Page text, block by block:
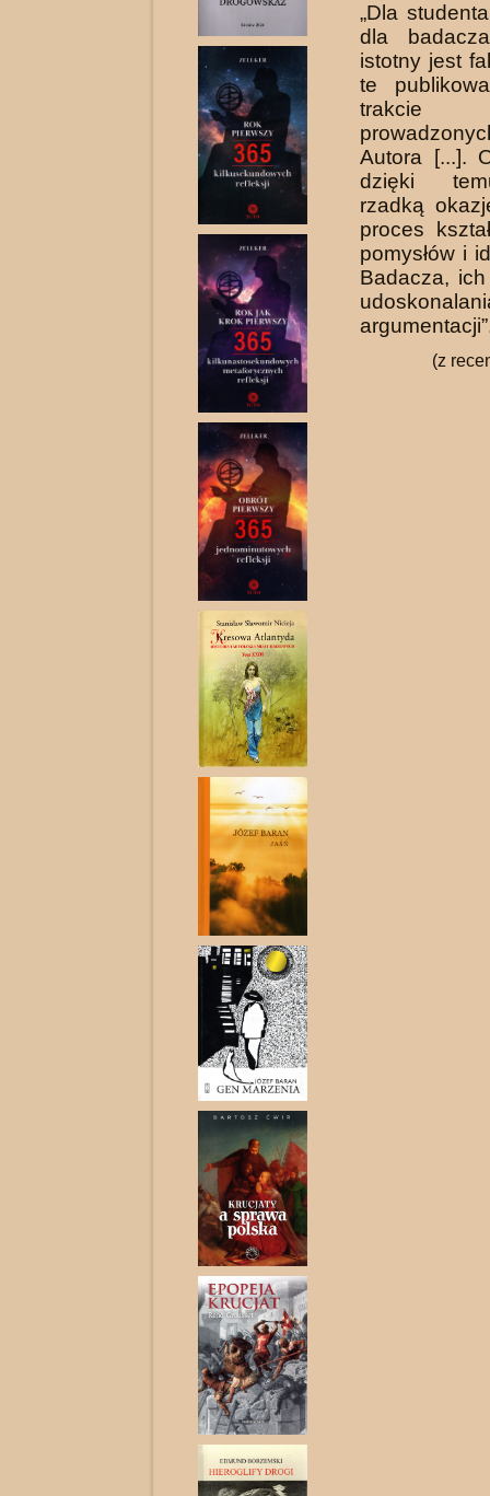
„Dla
dla
istotny jest
te
trakcie
Autora [...].
dzięki
rzadką
proces
pomysłów i
Badacza,
(z